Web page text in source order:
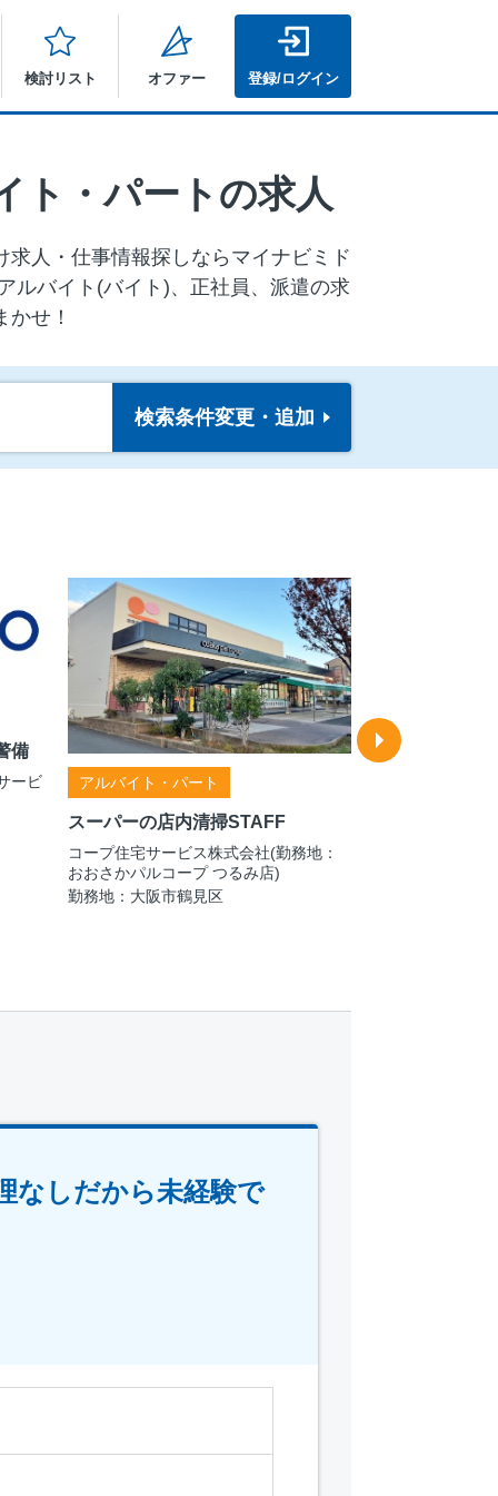
検討リスト オファー 登録/ログイン
ト・パートの求人
⼈・仕事情報探しならマイナビミド
ルバイト(バイト)、正社員、派遣の求
せ！
検索条件変更・追加
備
ービ アルバイト・パート
スーパーの店内清掃STAFF
コープ住宅サービス株式会社(勤務地：
おおさかパルコープ つるみ店)
勤務地：大阪市鶴見区
なしだから未経験で